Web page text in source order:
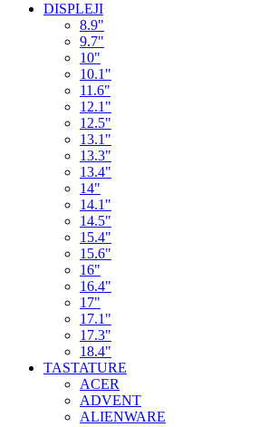
DISPLEJI
8.9"
9.7"
10"
10.1"
11.6"
12.1"
12.5"
13.1"
13.3"
13.4"
14"
14.1"
14.5"
15.4"
15.6"
16"
16.4"
17"
17.1"
17.3"
18.4"
TASTATURE
ACER
ADVENT
ALIENWARE